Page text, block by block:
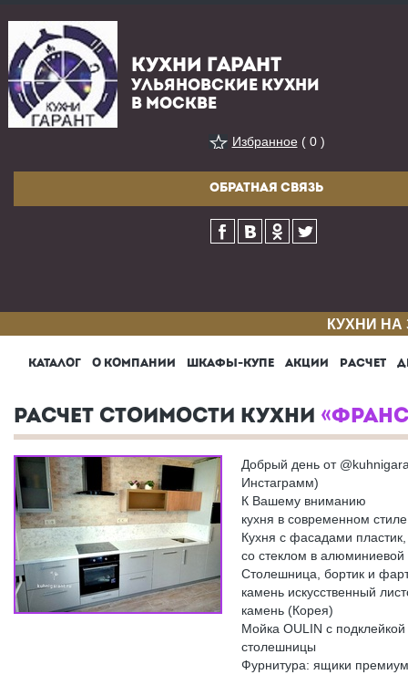
КУХНИ ГАРАНТ
УЛЬЯНОВСКИЕ КУХНИ
В МОСКВЕ
Избранное( 0 )
ОБРАТНАЯ СВЯЗЬ
КУХНИ
КАТАЛОГ О КОМПАНИИ ШКАФЫ-КУПЕ АКЦИИ РАСЧЕТ
РАСЧЕТ СТОИМОСТИ КУХНИ
Добрый день от
Инстаграмм)
К Вашему вниманию
кухня в современном стиле
Кухня с фасадами
со стеклом в алюминиевой
Столешница, бортик и
камень искусственный
камень (Корея)
Мойка OULIN с подклейкой
столешницы
Фурнитура: ящики